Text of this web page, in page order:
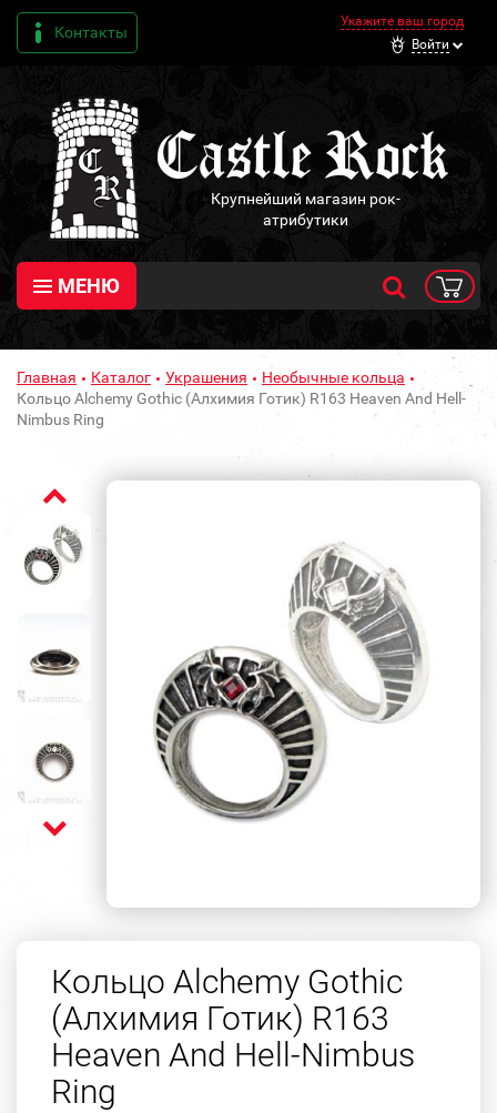
Контакты
Укажите ваш город
Войти
Крупнейший магазин рок-
атрибутики
МЕНЮ
Главная Каталог Украшения
Необычные кольца
Кольцо Alchemy Gothic (Алхимия Готик) R163 Heaven And Hell-
Nimbus Ring
Кольцо Alchemy Gothic
(Алхимия Готик) R163
Heaven And Hell-Nimbus
Ring